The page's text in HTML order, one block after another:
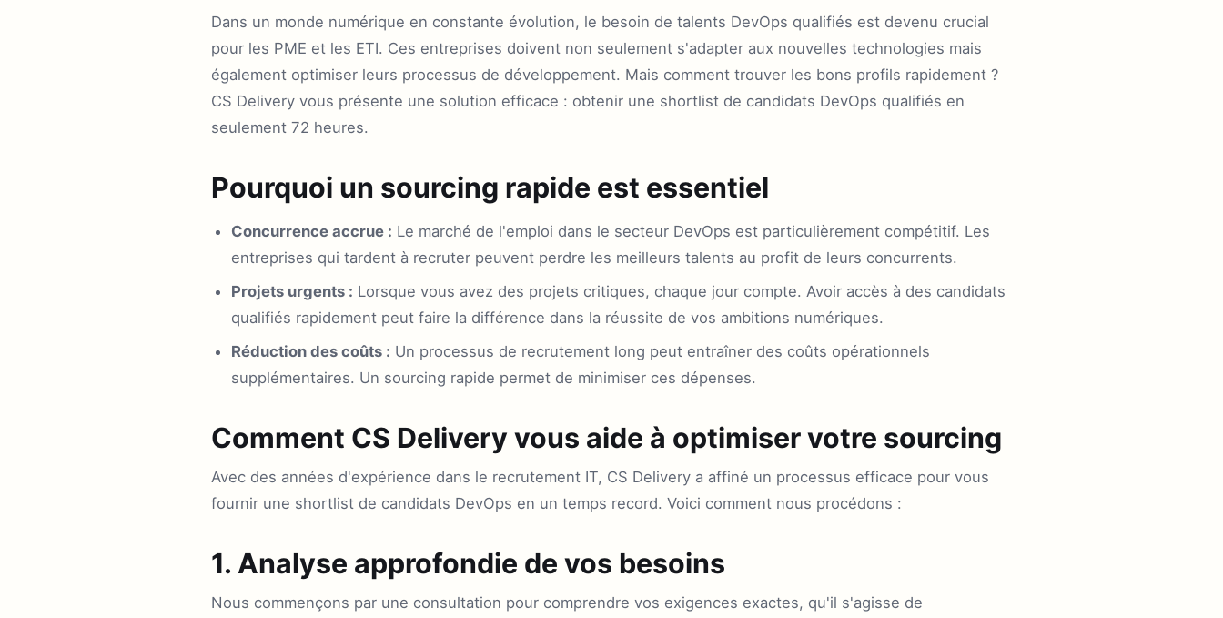
Dans un monde numérique en constante évolution, le besoin de talents DevOps qualifiés est devenu crucial
pour les PME et les ETI. Ces entreprises doivent non seulement s'adapter aux nouvelles technologies mais
également optimiser leurs processus de développement. Mais comment trouver les bons profils rapidement ?
CS Delivery vous présente une solution efficace : obtenir une shortlist de candidats DevOps qualifiés en
seulement 72 heures.
Pourquoi un sourcing rapide est essentiel
Concurrence accrue : Le marché de l'emploi dans le secteur DevOps est particulièrement compétitif. Les
entreprises qui tardent à recruter peuvent perdre les meilleurs talents au profit de leurs concurrents.
Projets urgents : Lorsque vous avez des projets critiques, chaque jour compte. Avoir accès à des candidats
qualifiés rapidement peut faire la différence dans la réussite de vos ambitions numériques.
Réduction des coûts : Un processus de recrutement long peut entraîner des coûts opérationnels
supplémentaires. Un sourcing rapide permet de minimiser ces dépenses.
Comment CS Delivery vous aide à optimiser votre sourcing
Avec des années d'expérience dans le recrutement IT, CS Delivery a affiné un processus efficace pour vous
fournir une shortlist de candidats DevOps en un temps record. Voici comment nous procédons :
1. Analyse approfondie de vos besoins
Nous commençons par une consultation pour comprendre vos exigences exactes, qu'il s'agisse de